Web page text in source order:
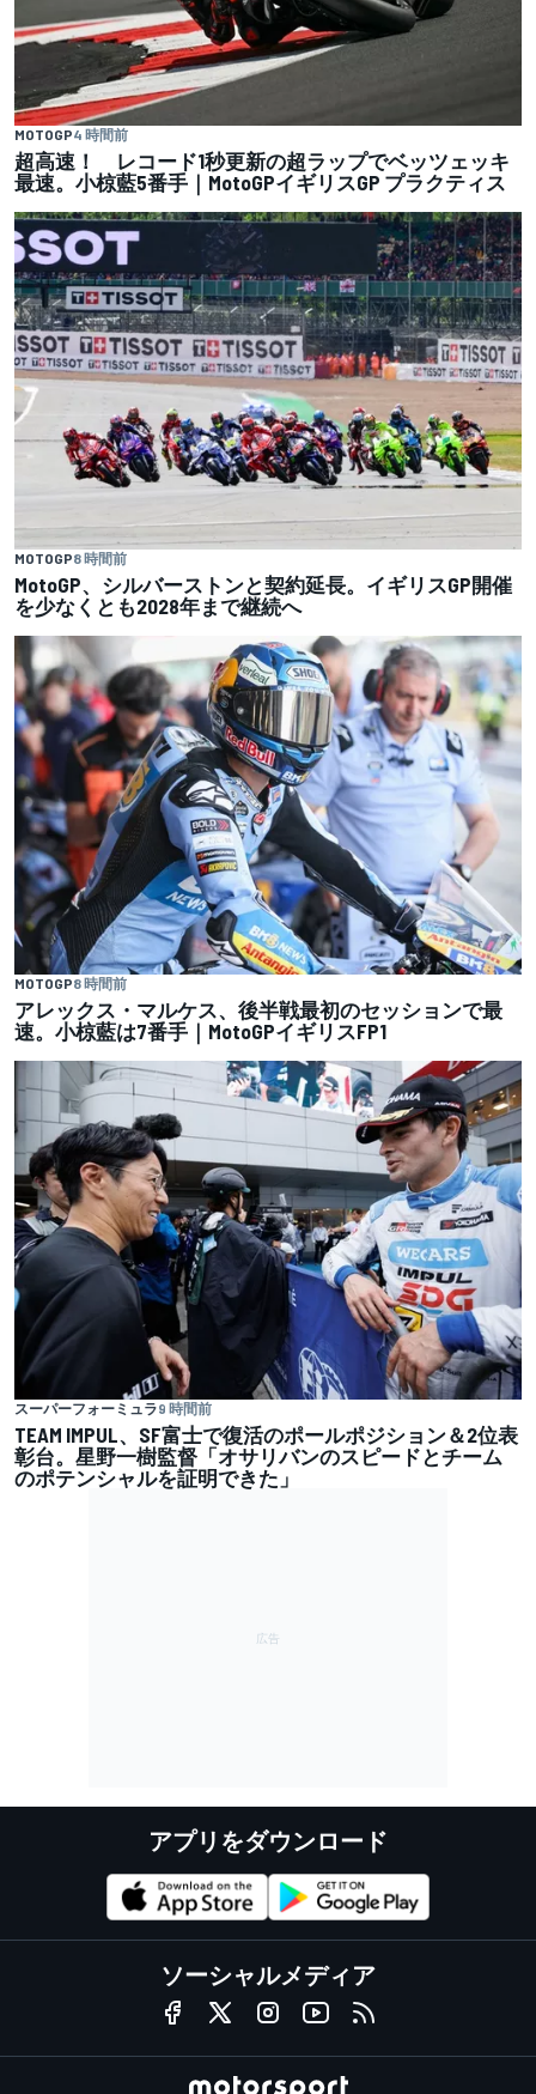
MOTOGP4 時間前
超高速！ レコード1秒更新の超ラップでベッツェッキ
最速。小椋藍5番手｜MotoGPイギリスGP プラクティス
MOTOGP8 時間前
MotoGP、シルバーストンと契約延長。イギリスGP開催
を少なくとも2028年まで継続へ
MOTOGP8 時間前
アレックス・マルケス、後半戦最初のセッションで最
速。小椋藍は7番手｜MotoGPイギリスFP1
スーパーフォーミュラ9 時間前
TEAM IMPUL、SF富士で復活のポールポジション＆2位表
彰台。星野一樹監督「オサリバンのスピードとチーム
のポテンシャルを証明できた」
アプリをダウンロード
ソーシャルメディア